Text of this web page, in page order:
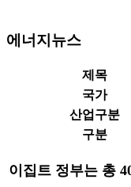
에너지뉴스
제목
국가
산업구분
구분
이집트 정부는 총